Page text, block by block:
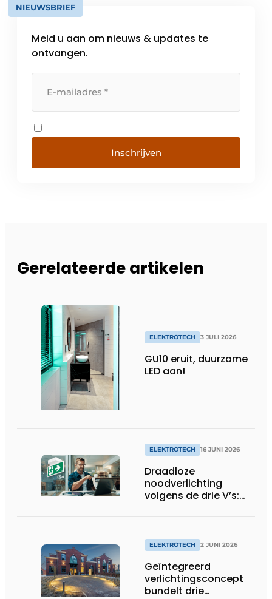
NIEUWSBRIEF
Meld u aan om nieuws & updates te
ontvangen.
Inschrijven
Gerelateerde artikelen
ELEKTROTECH 3 JULI 2026
GU10 eruit, duurzame
LED aan!
ELEKTROTECH 16 JUNI 2026
Draadloze
noodverlichting
volgens de drie V’s:
ELEKTROTECH 2 JUNI 2026
Geïntegreerd
verlichtingsconcept
bundelt drie